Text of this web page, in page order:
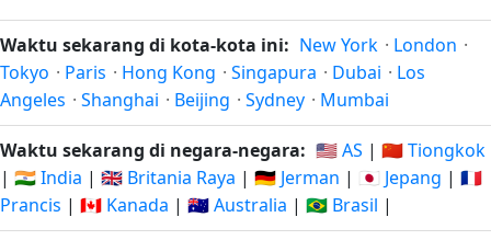
Waktu sekarang di kota-kota ini: New York · London ·
Tokyo · Paris · Hong Kong · Singapura · Dubai · Los
Angeles · Shanghai · Beijing · Sydney · Mumbai
Waktu sekarang di negara-negara: 🇺🇸 AS | 🇨🇳 Tiongkok
| 🇮🇳 India | 🇬🇧 Britania Raya | 🇩🇪 Jerman | 🇯🇵 Jepang | 🇫🇷
Prancis | 🇨🇦 Kanada | 🇦🇺 Australia | 🇧🇷 Brasil |